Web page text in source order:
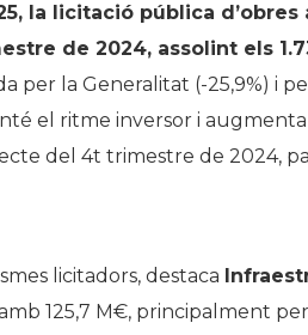
la licitació pública
de 2024, assolint els
per la Generalitat (-25,9%) i
el ritme inversor i
del 4t trimestre de 2024,
licitadors, destaca
125,7 M€, principalment